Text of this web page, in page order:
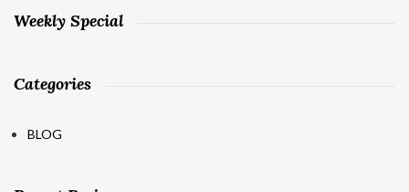
Weekly Special
Categories
BLOG